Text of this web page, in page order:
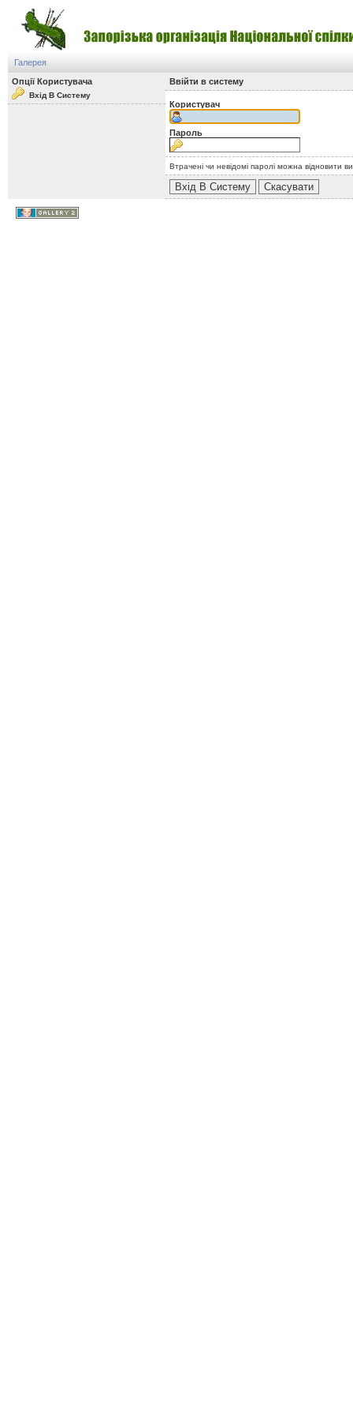
Галерея
Опції Користувача
Вхід В Систему
Ввійти в систему
Користувач
Пароль
Втрачені чи невідомі паролі можна відновити